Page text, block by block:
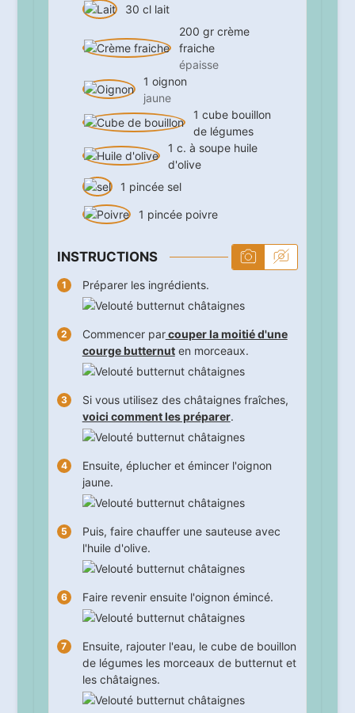
30 cl lait
200 gr crème
fraiche
épaisse
1 oignon
jaune
1 cube bouillon
de légumes
1 c. à soupe huile
d'olive
1 pincée sel
1 pincée poivre
INSTRUCTIONS
Préparer les ingrédients.
Commencer parcouper la moitié d'une
courge butternuten morceaux.
Si vous utilisez des châtaignes fraîches,
voici comment les préparer.
Ensuite, éplucher et émincer l'oignon
jaune.
Puis, faire chauffer une sauteuse avec
l'huile d'olive.
Faire revenir ensuite l'oignon émincé.
Ensuite, rajouter l'eau, le cube de bouillon
de légumes les morceaux de butternut et
les châtaignes.